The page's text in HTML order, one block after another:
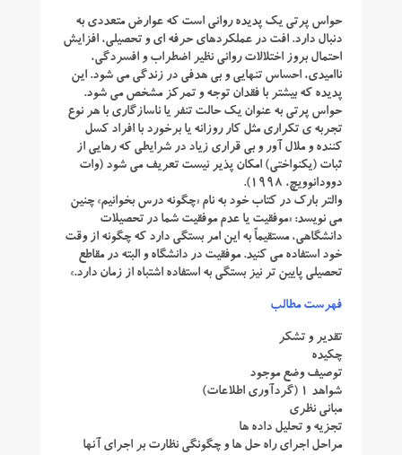
حواس پرتی یک پدیده روانی است که عوارض متعددی به
دنبال دارد. افت در عملکردهای حرفه ای و تحصیلی، افزایش
احتمال بروز اختلالات روانی نظیر اضطراب و افسردگی،
ناامیدی، احساس تنهایی و بی هدفی در زندگی می شود. این
پدیده که بیشتر با فقدان توجه و تمرکز مشخص می شود.
حواس پرتی به عنوان یک حالت تنفر یا ناسازگاری با هر نوع
تجربه ی تکراری مثل کار روزانه یا برخورد با افراد کسل
کننده و ملال آور و بی قراری زیاد در شرایطی که رهایی از
ثبات (یکنواختی) امکان پذیر نیست تعریف می شود (وات
دوودانوویچ، 1998).
والتر بارک در کتاب خود به نام «چگونه درس بخوانیم» چنین
می نویسد: «موفقیت یا عدم موفقیت شما در تحصیلات
دانشگاهی، مستقیماً به این امر بستگی دارد که چگونه از وقت
خود استفاده می کنید. موفقیت در دانشگاه و البته در مقاطع
تحصیلی پایین تر نیز بستگی به استفاده اشتباه از زمان دارد.»
فهرست مطالب
تقدیر و تشکر
چکیده
توصیف وضع موجود
شواهد 1 (گردآوری اطلاعات)
مبانی نظری
تجزیه و تحلیل داده ها
مراحل اجرای راه حل ها و چگونگی نظارت بر اجرای آنها